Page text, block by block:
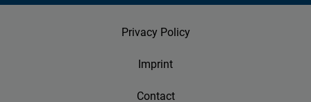
Privacy Policy
Imprint
Contact